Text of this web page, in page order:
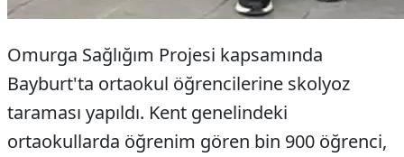
Omurga Sağlığım Projesi kapsamında
Bayburt'ta ortaokul öğrencilerine skolyoz
taraması yapıldı. Kent genelindeki
ortaokullarda öğrenim gören bin 900 öğrenci,